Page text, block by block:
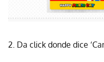
2. Da click donde dice